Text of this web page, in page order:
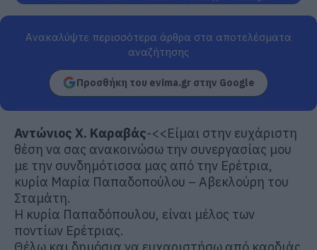
Ανακαλύψτε περισσότερα άρθρα στα αποτελέσματα
αναζήτησης
Προσθήκη του evima.gr στην Google
Αντώνιος Χ. Καραβάς-<<Είμαι στην ευχάριστη
θέση να σας ανακοινώσω την συνεργασίας μου
με την συνδημότισσα μας από την Ερέτρια,
κυρία Μαρία Παπαδοπούλου – Αβεκλούρη του
Σταμάτη.
Η κυρία Παπαδόπουλου, είναι μέλος των
ποντίων Ερέτριας.
Θέλω και δημόσια να ευχαριστήσω από καρδιάς